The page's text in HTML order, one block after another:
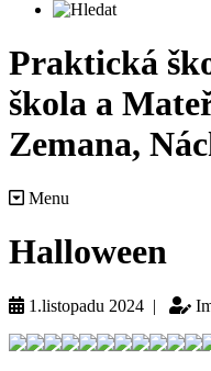
Praktická
škola a
Zemana,
Menu
Halloween
1.listopadu 2024 |